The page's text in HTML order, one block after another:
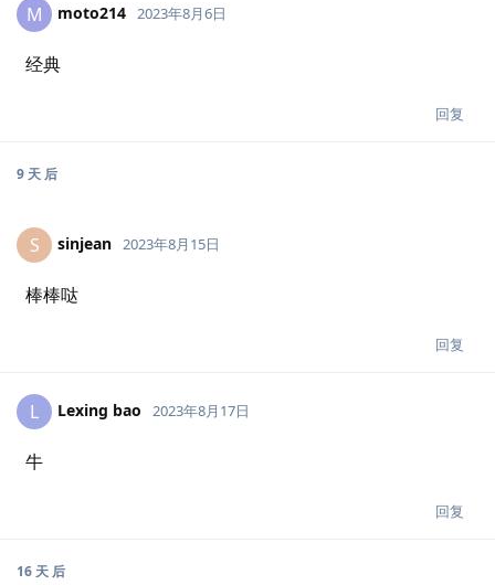
M moto214 2023年8月6日
经典
回复
9 天 后
S sinjean 2023年8月15日
棒棒哒
回复
L Lexing bao 2023年8月17日
牛
回复
16 天 后